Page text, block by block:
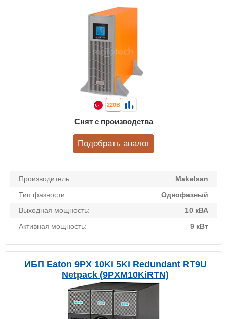
Производитель:
Makelsan
Тип фазности:
Однофазный
Выходная мощность:
10 кВА
Активная мощность:
9 кВт
220В
Снят с производства
Подобрать аналог
ИБП Eaton 9PX 10Ki 5Ki Redundant RT9U
Netpack (9PXM10KiRTN)